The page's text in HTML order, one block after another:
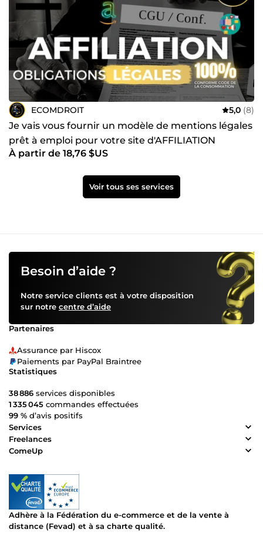
ECOMDROIT 5,0 (8)
Je vais vous fournir un modèle de mentions légales
prêt à emploi pour votre site d'AFFILIATION
À partir de 18,76 $US
Voir tous ses services
Besoin d’aide ?
Notre service clients est à votre disposition
sur notre centre d’aide
Partenaires
Assurance par Hiscox
Paiements par PayPal Braintree
Statistiques
38 886 services disponibles
1 335 045 commandes effectuées
99 % d’avis positifs
Services
Freelances
ComeUp
Adhère à la Fédération du e-commerce et de la vente à
distance (Fevad) et à sa charte qualité.